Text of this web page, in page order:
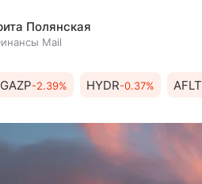
Полянская
Mail
GAZP-2.39% HYDR-0.37% AFLT